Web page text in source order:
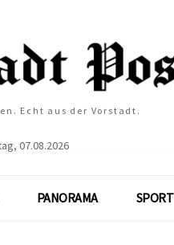
Echt aus der Vorstadt.
07.08.2026
PANORAMA SPORT